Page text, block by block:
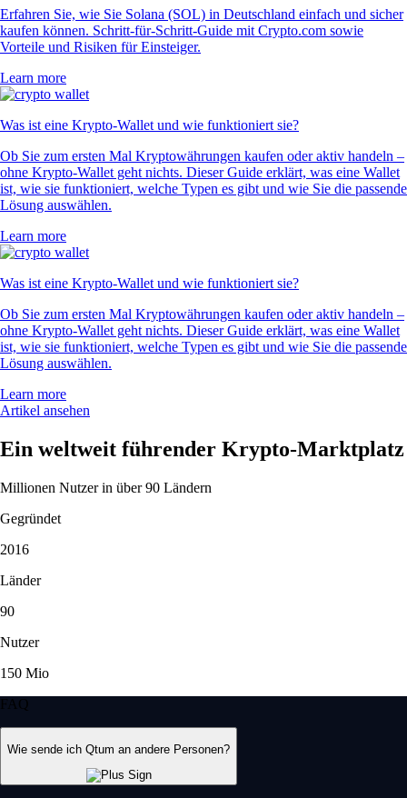
Erfahren Sie, wie Sie Solana (SOL) in Deutschland einfach und sicher
kaufen können. Schritt-für-Schritt-Guide mit Crypto.com sowie
Vorteile und Risiken für Einsteiger.
Learn more
Was ist eine Krypto-Wallet und wie funktioniert sie?
Ob Sie zum ersten Mal Kryptowährungen kaufen oder aktiv handeln –
ohne Krypto-Wallet geht nichts. Dieser Guide erklärt, was eine Wallet
ist, wie sie funktioniert, welche Typen es gibt und wie Sie die passende
Lösung auswählen.
Learn more
Was ist eine Krypto-Wallet und wie funktioniert sie?
Ob Sie zum ersten Mal Kryptowährungen kaufen oder aktiv handeln –
ohne Krypto-Wallet geht nichts. Dieser Guide erklärt, was eine Wallet
ist, wie sie funktioniert, welche Typen es gibt und wie Sie die passende
Lösung auswählen.
Learn more
Artikel ansehen
Ein weltweit führender Krypto-Marktplatz
Millionen Nutzer in über 90 Ländern
Gegründet
2016
Länder
90
Nutzer
150 Mio
FAQ
Wie sende ich Qtum an andere Personen?